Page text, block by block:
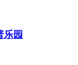
乐园